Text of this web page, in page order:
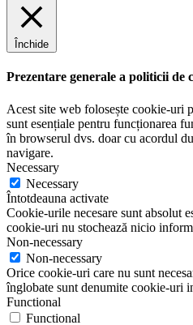
Închide
Prezentare generale a politicii de
Acest site web folosește cookie-uri
sunt esențiale pentru funcționarea
în browserul dvs. doar cu acordul
navigare.
Necessary
Necessary
Întotdeauna activate
Cookie-urile necesare sunt absolut
cookie-uri nu stochează nicio
Non-necessary
Non-necessary
Orice cookie-uri care nu sunt
înglobate sunt denumite cookie-uri
Functional
Functional